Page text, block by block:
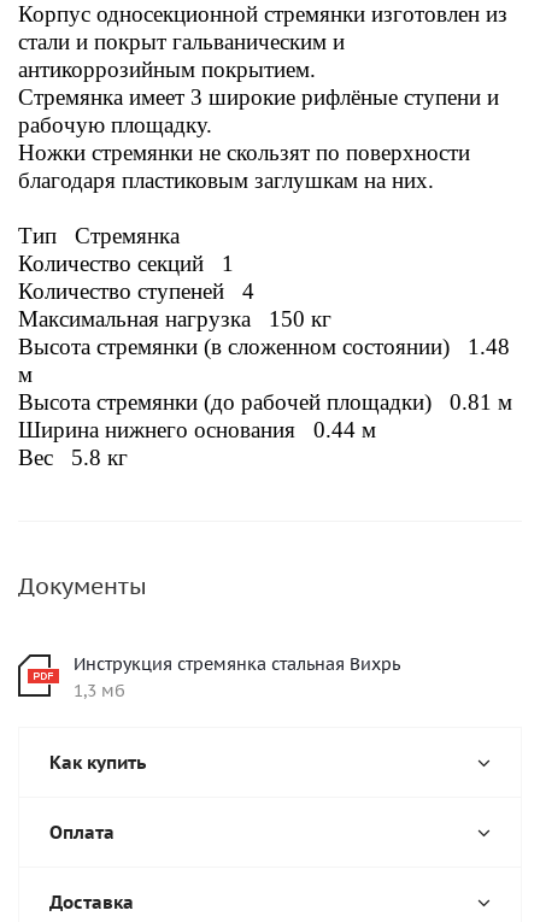
Корпус односекционной стремянки изготовлен из
стали и покрыт гальваническим и
антикоррозийным покрытием.
Стремянка имеет 3 широкие рифлёные ступени и
рабочую площадку.
Ножки стремянки не скользят по поверхности
благодаря пластиковым заглушкам на них.
Тип Стремянка
Количество секций 1
Количество ступеней 4
Максимальная нагрузка 150 кг
Высота стремянки (в сложенном состоянии) 1.48
м
Высота стремянки (до рабочей площадки) 0.81 м
Ширина нижнего основания 0.44 м
Вес 5.8 кг
Документы
Инструкция стремянка стальная Вихрь
1,3 мб
Как купить
Оплата
Доставка